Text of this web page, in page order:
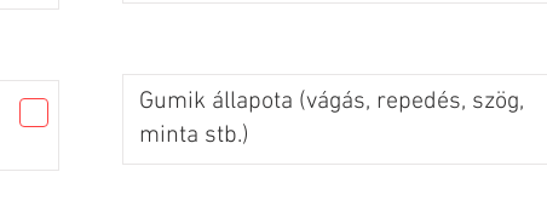
Gumik állapota (vágás, repedés, szög,
minta stb.)